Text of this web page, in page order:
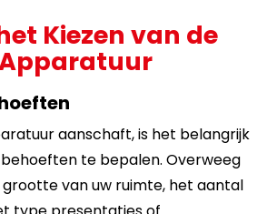
Kiezen van de
aanschaft, is het belangrijk
te bepalen. Overweeg
van uw ruimte, het aantal